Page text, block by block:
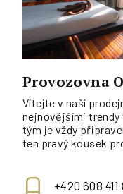
Provozovna
Vítejte v naší
nejnovějšími trendy
tým je vždy
ten pravý kousek
+420 608